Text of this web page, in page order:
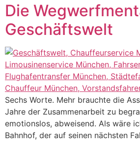
Die
Geschäftswelt
Sechs Worte. Mehr brauchte die
Jahre der Zusammenarbeit zu
emotionslos, abweisend. Als wäre
Bahnhof, der auf seinen nächsten